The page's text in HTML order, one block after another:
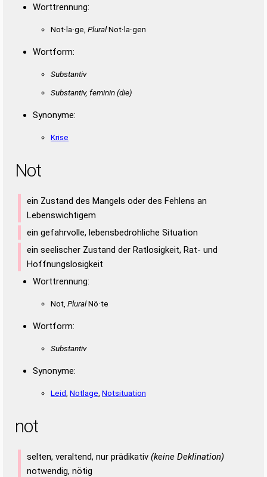
Worttrennung:
Not·la·ge, PluralNot·la·gen
Wortform:
Substantiv
Substantiv, feminin(die)
Synonyme:
Krise
Not
ein Zustand des Mangels oder des Fehlens an
Lebenswichtigem
ein gefahrvolle, lebensbedrohliche Situation
ein seelischer Zustand der Ratlosigkeit, Rat- und
Hoffnungslosigkeit
Worttrennung:
Not, PluralNö·te
Wortform:
Substantiv
Synonyme:
Leid Notlage Notsituation
not
selten, veraltend, nur prädikativ (keine Deklination)
notwendig, nötig